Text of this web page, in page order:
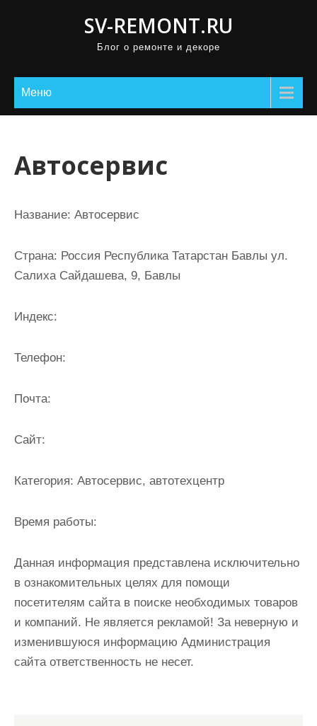
SV-REMONT.RU
Блог о ремонте и декоре
Меню
Автосервис
Название: Автосервис
Страна: Россия Республика Татарстан Бавлы ул.
Салиха Сайдашева, 9, Бавлы
Индекс:
Телефон:
Почта:
Cайт:
Категория: Автосервис, автотехцентр
Время работы:
Данная информация представлена исключительно
в ознакомительных целях для помощи
посетителям сайта в поиске необходимых товаров
и компаний. Не является рекламой! За неверную и
изменившуюся информацию Администрация
сайта ответственность не несет.